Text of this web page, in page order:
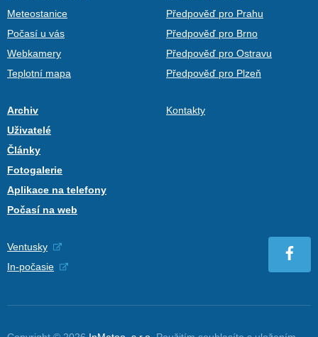
Meteostanice
Počasí u vás
Webkamery
Teplotní mapa
Předpověď pro Prahu
Předpověď pro Brno
Předpověď pro Ostravu
Předpověď pro Plzeň
Archiv
Uživatelé
Články
Fotogalerie
Aplikace na telefony
Počasí na web
Kontakty
Ventusky
In-počasie